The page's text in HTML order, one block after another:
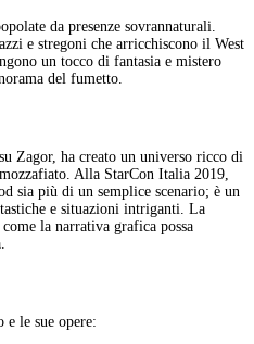
da presenze sovrannaturali.
e stregoni che arricchiscono il West
un tocco di fantasia e mistero
del fumetto.
Zagor, ha creato un universo ricco di
Alla StarCon Italia 2019,
sia più di un semplice scenario; è un
e situazioni intriganti. La
la narrativa grafica possa
le sue opere: